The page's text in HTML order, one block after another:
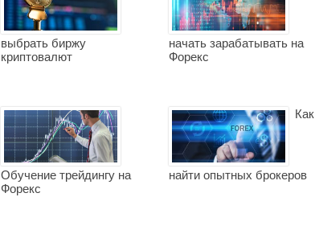
выбрать биржу
криптовалют
начать зарабатывать на
Форекс
Обучение трейдингу на
Форекс
Как
найти опытных брокеров